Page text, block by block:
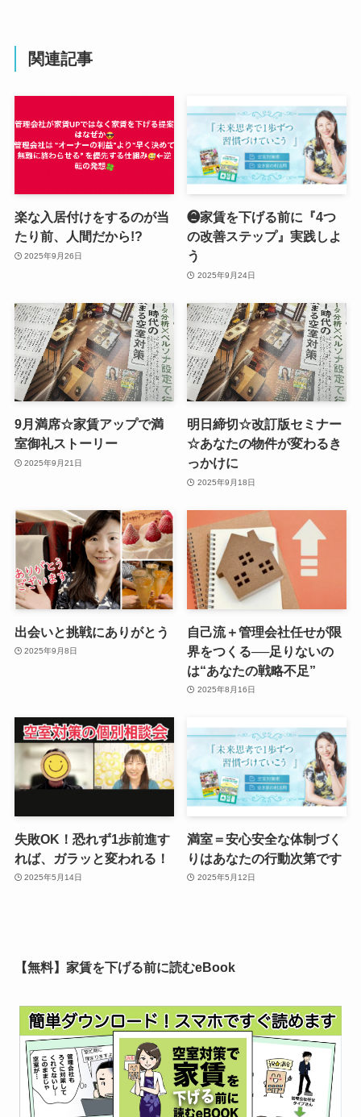
関連記事
楽な入居付けをするのが当
たり前、人間だから!?
2025年9月26日
❷家賃を下げる前に『4つ
の改善ステップ』実践しよ
う
2025年9月24日
9月満席☆家賃アップで満
室御礼ストーリー
2025年9月21日
明日締切☆改訂版セミナー
☆あなたの物件が変わるき
っかけに
2025年9月18日
出会いと挑戦にありがとう
2025年9月8日
自己流＋管理会社任せが限
界をつくる──足りないの
は“あなたの戦略不足”
2025年8月16日
失敗OK！恐れず1歩前進す
れば、ガラッと変われる！
2025年5月14日
満室＝安心安全な体制づく
りはあなたの行動次第です
2025年5月12日
【無料】家賃を下げる前に読むeBook